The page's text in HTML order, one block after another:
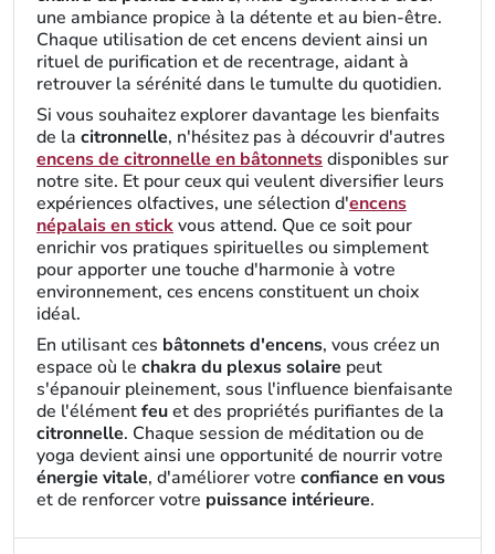
une ambiance propice à la détente et au bien-être.
Chaque utilisation de cet encens devient ainsi un
rituel de purification et de recentrage, aidant à
retrouver la sérénité dans le tumulte du quotidien.
Si vous souhaitez explorer davantage les bienfaits
de la citronnelle, n'hésitez pas à découvrir d'autres
encens de citronnelle en bâtonnetsdisponibles sur
notre site. Et pour ceux qui veulent diversifier leurs
expériences olfactives, une sélection d'encens
népalais en stickvous attend. Que ce soit pour
enrichir vos pratiques spirituelles ou simplement
pour apporter une touche d'harmonie à votre
environnement, ces encens constituent un choix
idéal.
En utilisant ces bâtonnets d'encens, vous créez un
espace où le chakra du plexus solaire peut
s'épanouir pleinement, sous l'influence bienfaisante
de l'élémentfeuet des propriétés purifiantes de la
citronnelle. Chaque session de méditation ou de
yoga devient ainsi une opportunité de nourrir votre
énergie vitale, d'améliorer votre confiance en vous
et de renforcer votre puissance intérieure.